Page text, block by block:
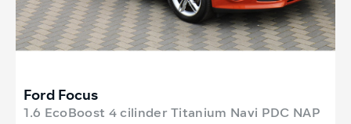
Ford Focus
1.6 EcoBoost 4 cilinder Titanium Navi PDC NAP